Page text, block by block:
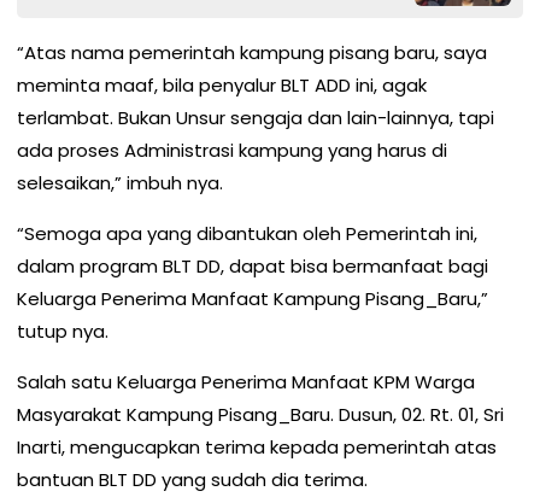
“Atas nama pemerintah kampung pisang baru, saya
meminta maaf, bila penyalur BLT ADD ini, agak
terlambat. Bukan Unsur sengaja dan lain-lainnya, tapi
ada proses Administrasi kampung yang harus di
selesaikan,” imbuh nya.
“Semoga apa yang dibantukan oleh Pemerintah ini,
dalam program BLT DD, dapat bisa bermanfaat bagi
Keluarga Penerima Manfaat Kampung Pisang_Baru,”
tutup nya.
Salah satu Keluarga Penerima Manfaat KPM Warga
Masyarakat Kampung Pisang_Baru. Dusun, 02. Rt. 01, Sri
Inarti, mengucapkan terima kepada pemerintah atas
bantuan BLT DD yang sudah dia terima.